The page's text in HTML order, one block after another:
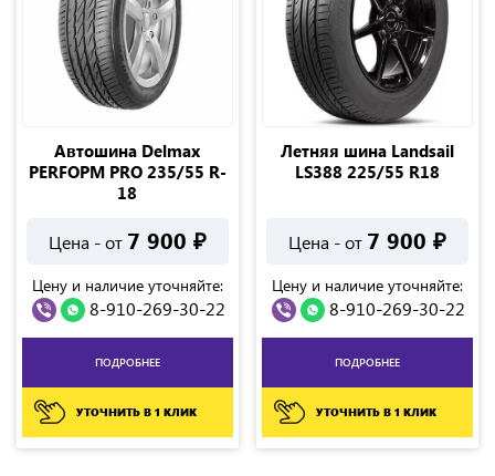
Автошина Delmax
PERFOPM PRO 235/55 R-
18
Цена - от 7 900 ₽
Цену и наличие уточняйте:
8-910-269-30-22
ПОДРОБНЕЕ
УТОЧНИТЬ В 1 КЛИК
Летняя шина Landsail
LS388 225/55 R18
Цена - от 7 900 ₽
Цену и наличие уточняйте:
8-910-269-30-22
ПОДРОБНЕЕ
УТОЧНИТЬ В 1 КЛИК